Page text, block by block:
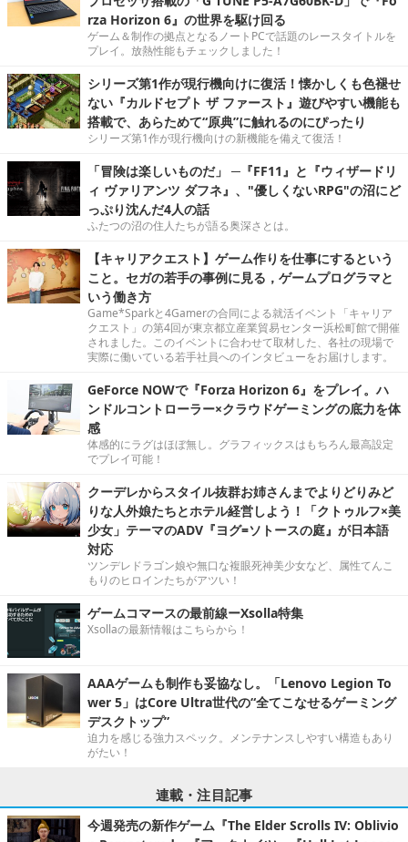
rza Horizon 6』の世界を駆け回る
ゲーム＆制作の拠点となるノートPCで話題のレースタイトルを
プレイ。放熱性能もチェックしました！
シリーズ第1作が現行機向けに復活！懐かしくも色褪せ
ない『カルドセプト ザ ファースト』遊びやすい機能も
搭載で、あらためて“原典”に触れるのにぴったり
シリーズ第1作が現行機向けの新機能を備えて復活！
「冒険は楽しいものだ」 ─『FF11』と『ウィザードリ
ィ ヴァリアンツ ダフネ』、"優しくないRPG"の沼にど
っぷり沈んだ4人の話
ふたつの沼の住人たちが語る奥深さとは。
【キャリアクエスト】ゲーム作りを仕事にするという
こと。セガの若手の事例に見る，ゲームプログラマと
いう働き方
Game*Sparkと4Gamerの合同による就活イベント「キャリア
クエスト」の第4回が東京都立産業貿易センター浜松町館で開催
されました。このイベントに合わせて取材した、各社の現場で
実際に働いている若手社員へのインタビューをお届けします。
GeForce NOWで『Forza Horizon 6』をプレイ。ハ
ンドルコントローラー×クラウドゲーミングの底力を体
感
体感的にラグはほぼ無し。グラフィックスはもちろん最高設定
でプレイ可能！
クーデレからスタイル抜群お姉さんまでよりどりみど
りな人外娘たちとホテル経営しよう！「クトゥルフ×美
少女」テーマのADV『ヨグ=ソトースの庭』が日本語
対応
ツンデレドラゴン娘や無口な複眼死神美少女など、属性てんこ
もりのヒロインたちがアツい！
ゲームコマースの最前線ーXsolla特集
Xsollaの最新情報はこちらから！
AAAゲームも制作も妥協なし。「Lenovo Legion To
wer 5」はCore Ultra世代の“全てこなせるゲーミング
デスクトップ”
迫力を感じる強力スペック。メンテナンスしやすい構造もあり
がたい！
連載・注目記事
今週発売の新作ゲーム『The Elder Scrolls IV: Oblivio